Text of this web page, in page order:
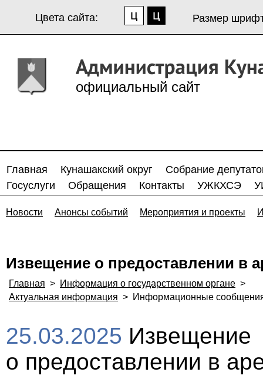
Цвета сайта: Размер
официальный сайт
Главная Кунашакский округ
Собрание
Госуслуги
Обращения Контакты УЖКХСЭ
Новости Анонсы событий Мероприятия и проекты
Извещение о предоставлении в
Главная > Информация о государственном органе >
Актуальная информация > Информационные
25.03.2025 Извещение
о предоставлении в